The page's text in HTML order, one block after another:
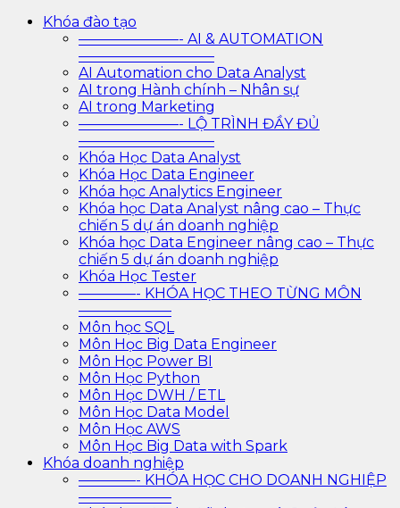
Khóa đào tạo
———————- AI & AUTOMATION
—————————–
AI Automation cho Data Analyst
AI trong Hành chính – Nhân sự
AI trong Marketing
———————- LỘ TRÌNH ĐẦY ĐỦ
—————————–
Khóa Học Data Analyst
Khóa Học Data Engineer
Khóa học Analytics Engineer
Khóa học Data Analyst nâng cao – Thực
chiến 5 dự án doanh nghiệp
Khóa học Data Engineer nâng cao – Thực
chiến 5 dự án doanh nghiệp
Khóa Học Tester
————- KHÓA HỌC THEO TỪNG MÔN
——————–
Môn học SQL
Môn Học Big Data Engineer
Môn Học Power BI
Môn Học Python
Môn Học DWH / ETL
Môn Học Data Model
Môn Học AWS
Môn Học Big Data with Spark
Khóa doanh nghiệp
————- KHÓA HỌC CHO DOANH NGHIỆP
——————–